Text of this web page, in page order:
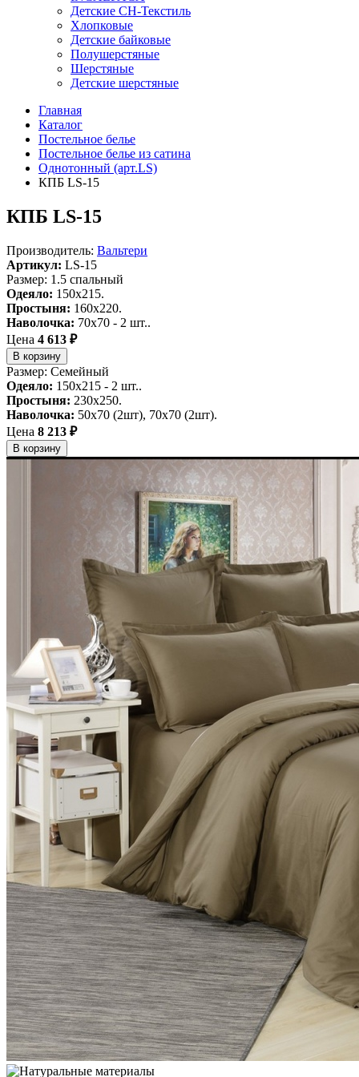
Детские СН-Текстиль
Хлопковые
Детские байковые
Полушерстяные
Шерстяные
Детские шерстяные
Главная
Каталог
Постельное белье
Постельное белье из сатина
Однотонный (арт.LS)
КПБ LS-15
КПБ LS-15
Производитель: Вальтери
Артикул: LS-15
Размер: 1.5 спальный
Одеяло: 150x215.
Простыня: 160x220.
Наволочка: 70x70 - 2 шт..
Цена 4 613 ₽
В корзину
Размер: Семейный
Одеяло: 150x215 - 2 шт..
Простыня: 230x250.
Наволочка: 50х70 (2шт), 70х70 (2шт).
Цена 8 213 ₽
В корзину